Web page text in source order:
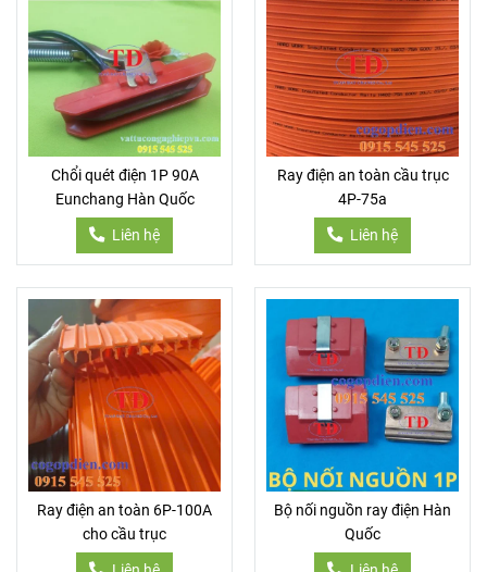
Chổi quét điện 1P 90A
Eunchang Hàn Quốc
Liên hệ
Ray điện an toàn cầu trục
4P-75a
Liên hệ
Ray điện an toàn 6P-100A
cho cầu trục
Bộ nối nguồn ray điện Hàn
Quốc